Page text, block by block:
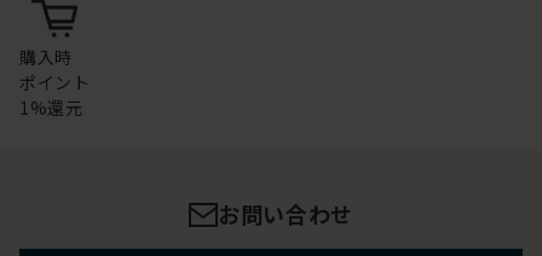
購入時
ポイント
1%還元
お問い合わせ